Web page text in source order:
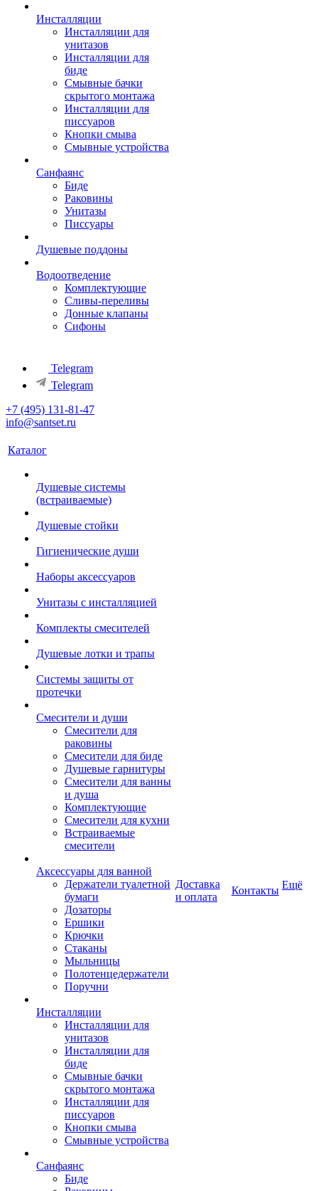
Инсталляции
Инсталляции для
унитазов
Инсталляции для
биде
Смывные бачки
скрытого монтажа
Инсталляции для
писсуаров
Кнопки смыва
Смывные устройства
Санфаянс
Биде
Раковины
Унитазы
Писсуары
Душевые поддоны
Водоотведение
Комплектующие
Сливы-переливы
Донные клапаны
Сифоны
Telegram
Telegram
+7 (495) 131-81-47
info@santset.ru
Каталог
Душевые системы
(встраиваемые)
Душевые стойки
Гигиенические души
Наборы аксессуаров
Унитазы с инсталляцией
Комплекты смесителей
Душевые лотки и трапы
Системы защиты от
протечки
Смесители и души
Cмесители для
раковины
Смесители для биде
Душевые гарнитуры
Смесители для ванны
и душа
Комплектующие
Смесители для кухни
Встраиваемые
смесители
Аксессуары для ванной
Держатели туалетной
бумаги
Дозаторы
Ершики
Крючки
Стаканы
Мыльницы
Полотенцедержатели
Поручни
Инсталляции
Инсталляции для
унитазов
Инсталляции для
биде
Смывные бачки
скрытого монтажа
Инсталляции для
писсуаров
Кнопки смыва
Смывные устройства
Санфаянс
Биде
Доставка
и оплата
Контакты Ещё